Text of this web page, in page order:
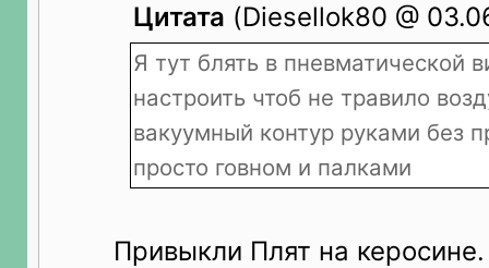
Цитата (Diesellok80 @
Я тут блять в пневматической
настроить чтоб не травило
вакуумный контур руками без
просто говном и палками
Привыкли Плят на керосине.